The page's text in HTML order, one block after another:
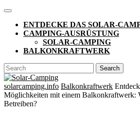
Skip
content
Open
ButtonENTDECKE DAS SOLAR-
CAMPING-AUSRÜSTUNG
SOLAR-CAMPING
BALKONKRAFTWERK
CLOSE
BUTTON
Search
for:
solarcamping.info Balkonkraftwerk
Möglichkeiten mit einem Balkonkraftwerk:
Betreiben?